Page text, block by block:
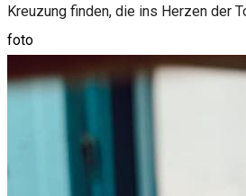
Kreuzung finden, die ins Herzen der
foto